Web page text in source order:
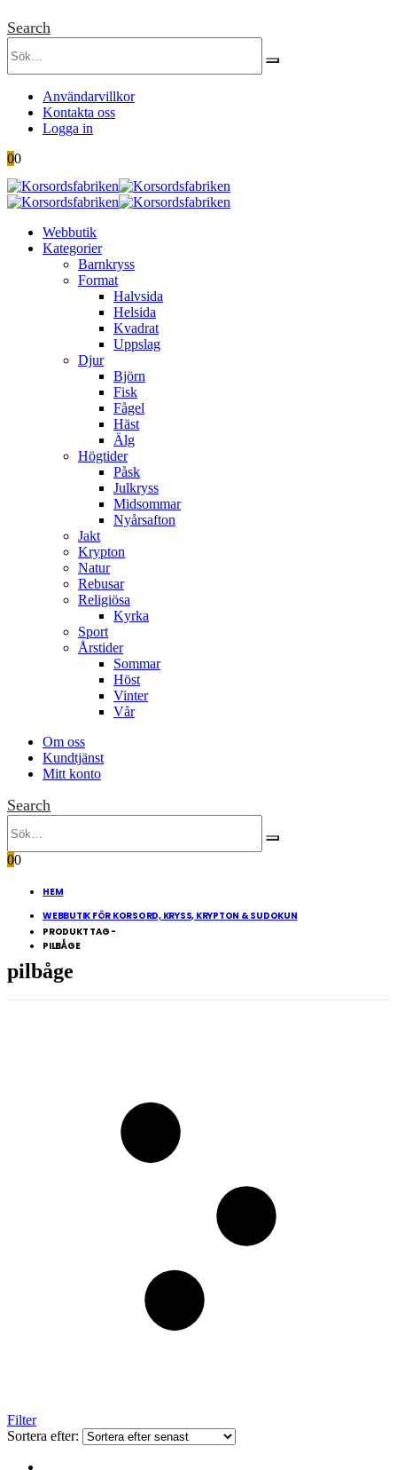
Search
Användarvillkor
Kontakta oss
Logga in
00
Webbutik
Kategorier
Barnkryss
Format
Halvsida
Helsida
Kvadrat
Uppslag
Djur
Björn
Fisk
Fågel
Häst
Älg
Högtider
Påsk
Julkryss
Midsommar
Nyårsafton
Jakt
Krypton
Natur
Rebusar
Religiösa
Kyrka
Sport
Årstider
Sommar
Höst
Vinter
Vår
Om oss
Kundtjänst
Mitt konto
Search
00
HEM
WEBBUTIK FÖR KORSORD, KRYSS, KRYPTON & SUDOKUN
PRODUKT TAG -
PILBÅGE
pilbåge
Filter
Sortera efter: